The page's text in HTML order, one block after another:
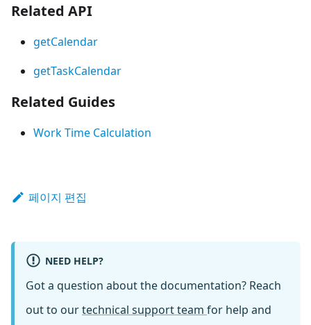
Related API
getCalendar
getTaskCalendar
Related Guides
Work Time Calculation
페이지 편집
NEED HELP?
Got a question about the documentation? Reach
out to ourtechnical support team for help and